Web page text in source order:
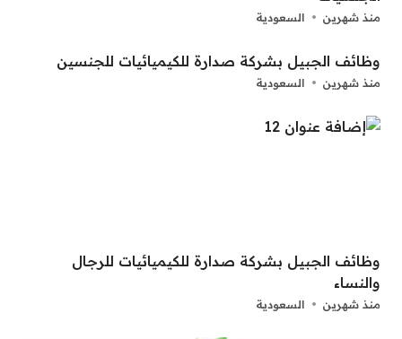
منذ شهرين السعودية
وظائف الجبيل بشركة صدارة للكيميائيات للجنسين
منذ شهرين السعودية
وظائف الجبيل بشركة صدارة للكيميائيات للرجال
والنساء
منذ شهرين السعودية